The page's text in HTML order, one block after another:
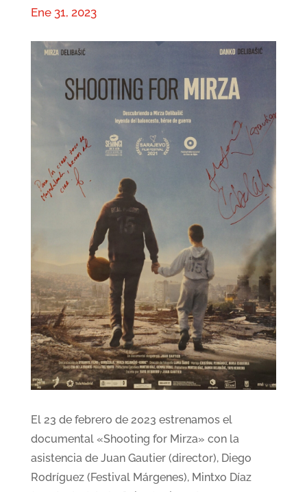
Ene 31, 2023
El 23 de febrero de 2023 estrenamos el
documental «Shooting for Mirza» con la
asistencia de Juan Gautier (director), Diego
Rodríguez (Festival Márgenes), Mintxo Díaz